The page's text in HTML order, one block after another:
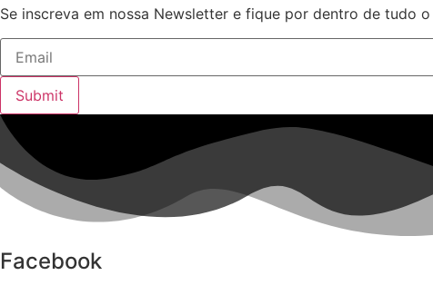
Se inscreva em nossa Newsletter e fique por dentro de tudo
Submit
Facebook